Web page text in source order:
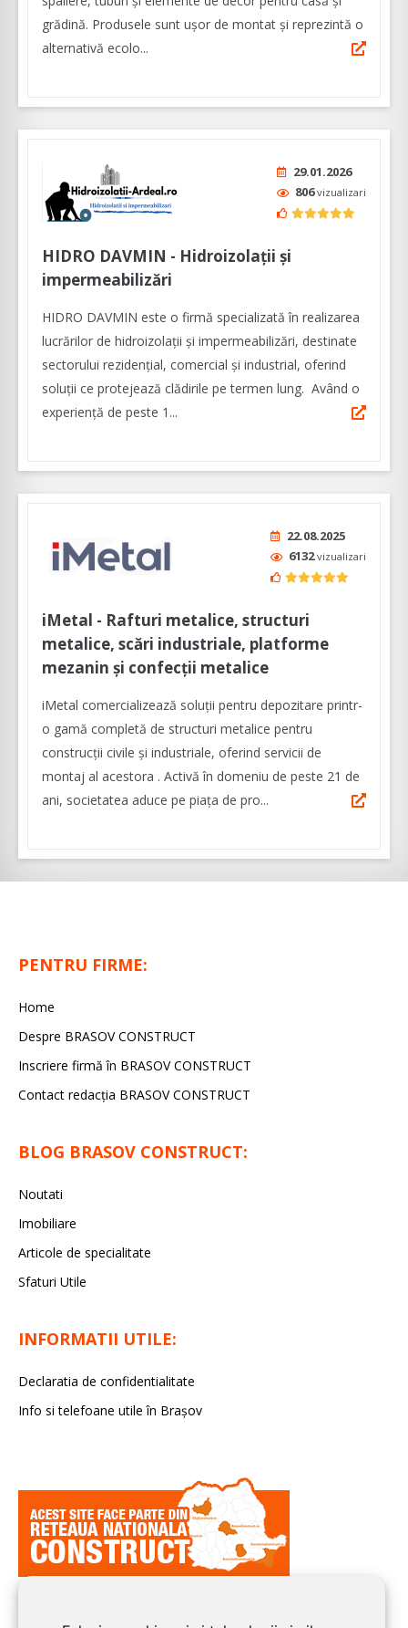
grădină. Produsele sunt ușor de montat și reprezintă o
alternativă ecolo...
29.01.2026
806vizualizari
HIDRO DAVMIN - Hidroizolații și
impermeabilizări
HIDRO DAVMIN este o firmă specializată în realizarea
lucrărilor de hidroizolații și impermeabilizări, destinate
sectorului rezidențial, comercial și industrial, oferind
soluții ce protejează clădirile pe termen lung. Având o
experiență de peste 1...
22.08.2025
6132vizualizari
iMetal - Rafturi metalice, structuri
metalice, scări industriale, platforme
mezanin și confecții metalice
iMetal comercializează soluţii pentru depozitare printr-
o gamă completă de structuri metalice pentru
construcții civile și industriale, oferind servicii de
montaj al acestora . Activă în domeniu de peste 21 de
ani, societatea aduce pe piața de pro...
PENTRU FIRME:
Home
Despre BRASOV CONSTRUCT
Inscriere firmă în BRASOV CONSTRUCT
Contact redacţia BRASOV CONSTRUCT
BLOG BRASOV CONSTRUCT:
Noutati
Imobiliare
Articole de specialitate
Sfaturi Utile
INFORMATII UTILE:
Declaratia de confidentialitate
Info si telefoane utile în Braşov